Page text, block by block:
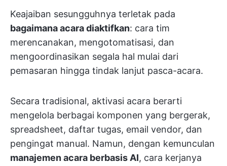
Keajaiban sesungguhnya terletak pada
bagaimana acara diaktifkan: cara tim
merencanakan, mengotomatisasi, dan
mengoordinasikan segala hal mulai dari
pemasaran hingga tindak lanjut pasca-acara.
Secara tradisional, aktivasi acara berarti
mengelola berbagai komponen yang bergerak,
spreadsheet, daftar tugas, email vendor, dan
pengingat manual. Namun, dengan kemunculan
manajemen acara berbasis AI, cara kerjanya